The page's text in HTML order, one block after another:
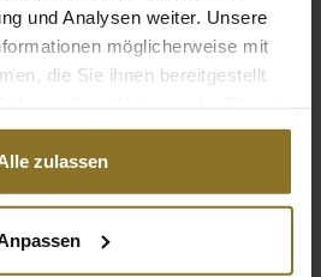
und Analysen weiter. Unsere
möglicherweise mit
die Sie ihnen bereitgestellt
zulassen